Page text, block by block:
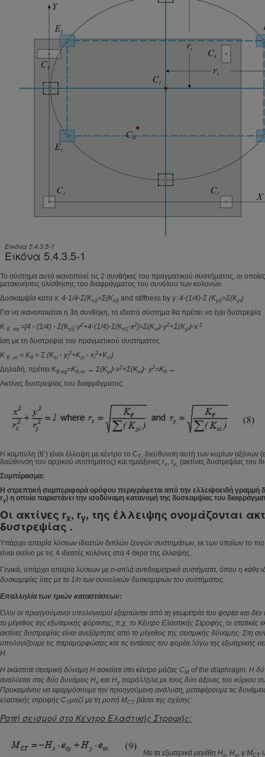
Εικόνα 5.4.3.5-1
Εικόνα 5.4.3.5-1
Το σύστημα αυτό ικανοποιεί τις 2 συνθήκες του πραγματικού συστήματος, οι
μετακινήσεις ολίσθησης του διαφράγματος του συνόλου των κολονών.
Δυσκαμψία κατα x: 4·1/4·Σ(Kxi)=Σ(Kxi) and stiffness by y: 4·(1/4)·Σ (Kyi)=Σ(Kyi)
Για να ικανοποιείται η 3η συνθήκη, το ιδεατό σύστημα θα πρέπει να έχει δυστρεψία
K θ, eq =[4 · (1/4) · Σ(Kyi)·y2+4·(1/4)·Σ(Kxi)·x2]=Σ(Kxi)·y2+Σ(Kyi)·x 2
ίση με τη δυστρεψία του πραγματικού συστήματος
K θ ,re = Κθ = Σ (Kxi · yi
2+Kyi · xi
2+Kzi) .
Δηλαδή, πρέπει Kθ ,eq=Kθ ,re → Σ(Kyi)·x2+Σ(Kxi)· y2=Kθ →
Ακτίνες δυστρεψίας του διαφράγματος:
Η καμπύλη (8’) είναι έλλειψη με κέντρο το CT , διεύθυνση αυτή των κυρίων αξόνων
διεύθυνση του αρχικού συστήματος) και ημιάξονες rx, ry
(ακτίνες δυστρεψίας του
Συμπέρασμα:
Η στρεπτική συμπεριφορά ορόφου περιγράφεται από την ελλειψοειδή γραμμή
ry) η οποία παριστάνει την ισοδύναμη κατανομή της δυσκαμψίας του
Οι ακτίνες rx, ry, της έλλειψης ονομάζονται
δυστρεψίας .
Υπάρχει απειρία λύσεων ιδεατών διπλών ζευγών συστημάτων, εκ των οποίων το πιο
είναι εκείνο με τις 4 ιδεατές κολόνες στα 4 άκρα της έλλειψης.
Γενικά, υπάρχει απειρία λύσεων με n-απλά αντιδιαμετρικά συστήματα, όπου η κάθε
δυσκαμψίες ίσες με το 1/n των συνολικών δυσκαμψιών του συστήματος.
Επαλληλία των τριών καταστάσεων:
Όλοι οι προηγούμενοι υπολογισμοί εξαρτώνται από τη γεωμετρία του φορέα και
το μέγεθος της εξωτερικής φόρτισης, π.χ. το Κέντρο Ελαστικής Στροφής, οι στατικές
ακτίνες δυστρεψίας είναι ανεξάρτητες από το μέγεθος της σεισμικής δύναμης. Στη
υπολογίζουμε τις παραμορφώσεις και τις εντάσεις του φορέα λόγω της εξωτερικής
H.
Η εκάστοτε σεισμική δύναμη H ασκείατι στο κέντρο μάζας CM of the diaphragm. Η
αναλύεται στις δύο δυνάμεις Hx και Hy παράλληλα με τους δύο άξονες του κύριου
Προκειμένου να εφαρμόσουμε την προηγούμενη ανάλυση, μεταφέρουμε τις
ελαστικής στροφής CTμαζί με τη ροπή MCT βάσει της σχέσης:
Ροπή σεισμού στο Κέντρο Ελαστικής Στροφής:
Με τα εξωτερικά μεγέθη Hx, Hy, γMCT